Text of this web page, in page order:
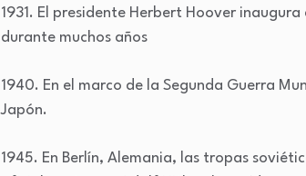
1931. El presidente Herbert Hoover
durante muchos años
1940. En el marco de la Segunda Guerra
Japón.
1945. En Berlín, Alemania, las tropas